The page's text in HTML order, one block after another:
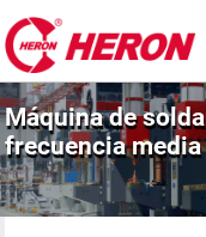
Máquina de
frecuencia media